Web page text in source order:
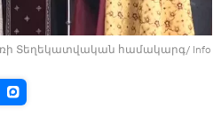
Տեղեկատվական համակարգ/ Info